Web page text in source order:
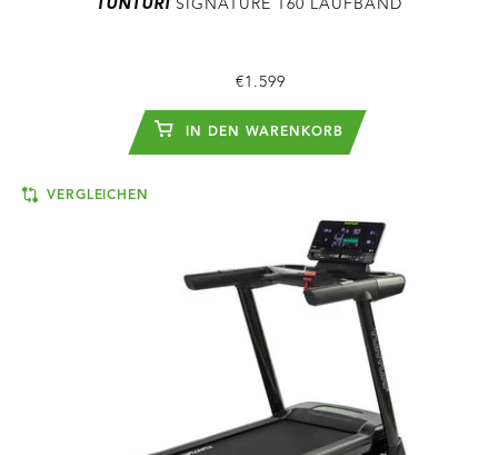
TUNTURI SIGNATURE T60 LAUFBAND
€1.599
IN DEN WARENKORB
VERGLEICHEN